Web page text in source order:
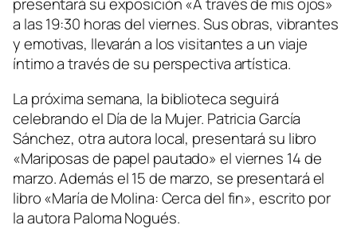
presentará su exposición «A través de mis ojos»
a las 19:30 horas del viernes. Sus obras, vibrantes
y emotivas, llevarán a los visitantes a un viaje
íntimo a través de su perspectiva artística.
La próxima semana, la biblioteca seguirá
celebrando el Día de la Mujer. Patricia García
Sánchez, otra autora local, presentará su libro
«Mariposas de papel pautado» el viernes 14 de
marzo. Además el 15 de marzo, se presentará el
libro «María de Molina: Cerca del fin», escrito por
la autora Paloma Nogués.